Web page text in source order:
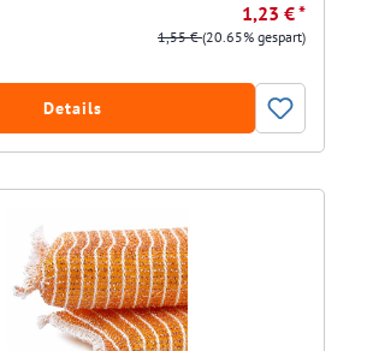
1,23 € *
1,55 €(20.65% gespart)
Details